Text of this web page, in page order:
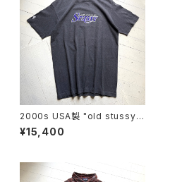
2000s USA製 "old stussy"
S/S T-shirt
¥15,400